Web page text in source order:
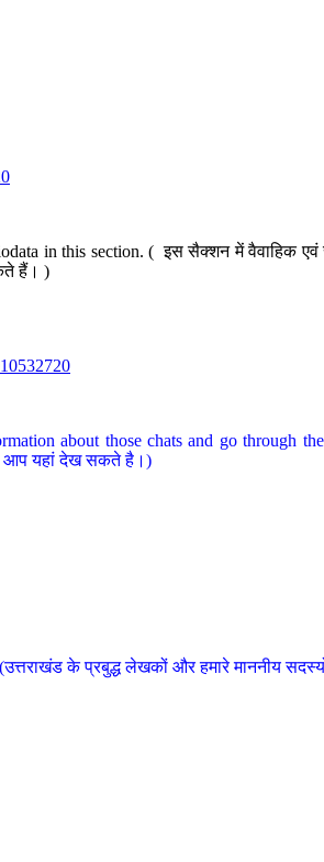
in this section. ( इस सैक्शन में वैवाहिक एवं
हैं। )
about those chats and go through
आप यहां देख सकते है।)
के प्रबुद्ध लेखकों और हमारे माननीय